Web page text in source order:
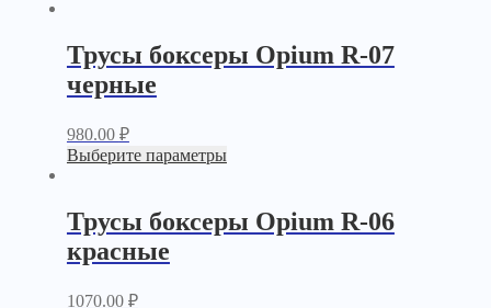
Трусы боксеры Opium R-07
черные
980.00 ₽
Выберите параметры
Трусы боксеры Opium R-06
красные
1070.00 ₽